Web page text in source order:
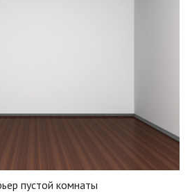
пустой комнаты